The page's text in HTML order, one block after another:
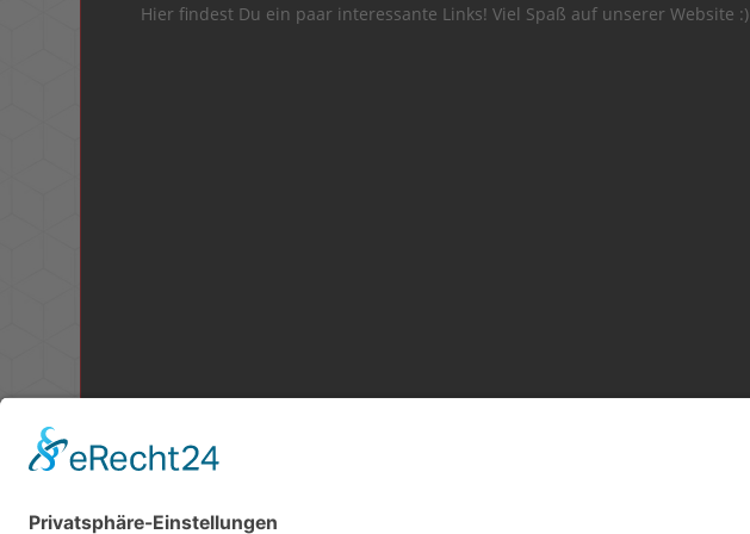
Hier findest Du ein paar interessante Links! Viel Spaß auf unserer Website :)